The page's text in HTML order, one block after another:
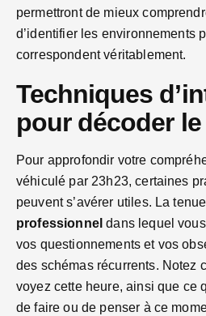
permettront de mieux
d’identifier les environnements
correspondent véritablement.
Techniques
pour décoder
Pour approfondir votre
véhiculé par 23h23, certaines
peuvent s’avérer utiles. La tenue
professionnel dans lequel
vos questionnements et vos
des schémas récurrents. Notez
voyez cette heure, ainsi que ce
de faire ou de penser à ce